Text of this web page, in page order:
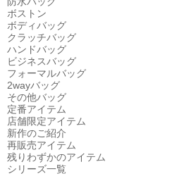
ボストン
ボディバッグ
クラッチバッグ
ハンドバッグ
ビジネスバッグ
フォーマルバッグ
2wayバッグ
その他バッグ
定番アイテム
店舗限定アイテム
新作のご紹介
再販売アイテム
残りわずかのアイテム
シリーズ一覧